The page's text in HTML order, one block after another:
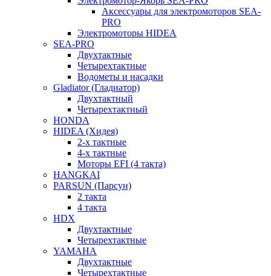
Аксессуары для электромоторов SEA-
PRO
Электромоторы HIDEA
SEA-PRO
Двухтактные
Четырехтактные
Водометы и насадки
Gladiator (Гладиатор)
Двухтактный
Четырехтактный
HONDA
HIDEA (Хидея)
2-х тактные
4-х тактные
Моторы EFI (4 такта)
HANGKAI
PARSUN (Парсун)
2 такта
4 такта
HDX
Двухтактные
Четырехтактные
YAMAHA
Двухтактные
Четырехтактные